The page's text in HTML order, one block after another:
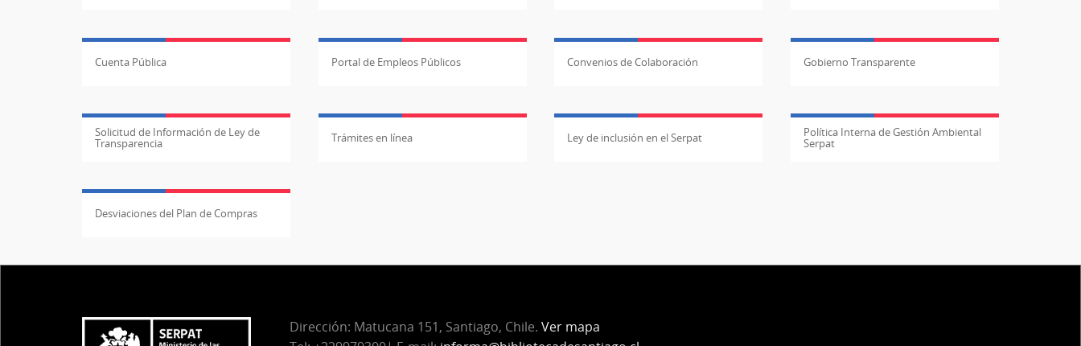
Cuenta Pública Portal de Empleos Públicos Convenios de Colaboración Gobierno Transparente
Solicitud de Información de Ley de
Transparencia Trámites en línea Ley de inclusión en el Serpat Política Interna de Gestión Ambiental
Serpat
Desviaciones del Plan de Compras
Dirección: Matucana 151, Santiago, Chile. Ver mapa